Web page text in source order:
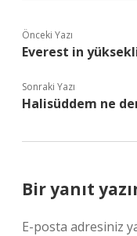
Önceki Yazı
Everest in
Sonraki Yazı
Halisüddem ne
Bir yanıt
E-posta adresiniz